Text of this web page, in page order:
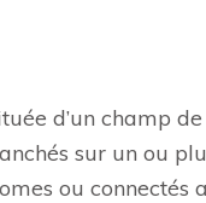
d’un champ
sur un ou
ou connectés